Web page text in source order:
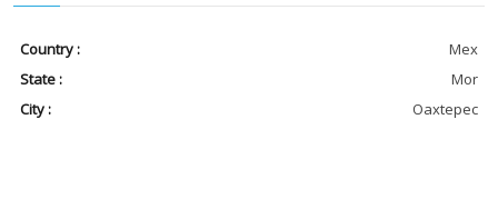
Country :
Mex
State :
Mor
City :
Oaxtepec